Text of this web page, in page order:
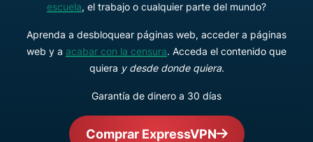
escuela, el trabajo o cualquier parte del mundo?
Aprenda a desbloquear páginas web, acceder a páginas
web y a acabar con la censura. Acceda el contenido que
quiera y desde donde quiera.
Garantía de dinero a 30 días
Comprar ExpressVPN